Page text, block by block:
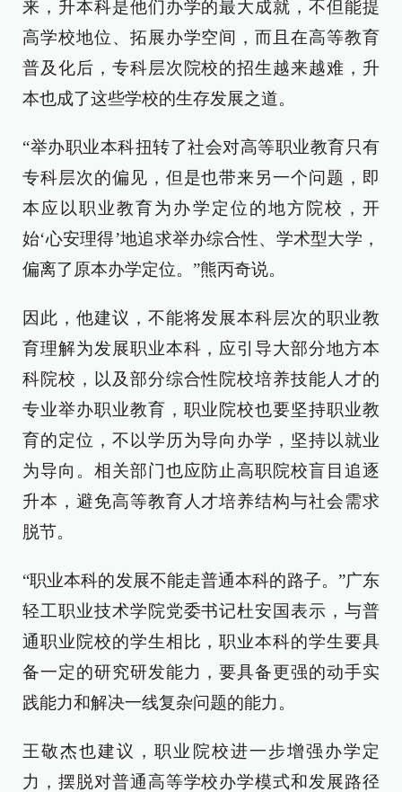
来，升本科是他们办学的最大成就，不但能提
高学校地位、拓展办学空间，而且在高等教育
普及化后，专科层次院校的招生越来越难，升
本也成了这些学校的生存发展之道。
“举办职业本科扭转了社会对高等职业教育只有
专科层次的偏见，但是也带来另一个问题，即
本应以职业教育为办学定位的地方院校，开
始‘心安理得’地追求举办综合性、学术型大学，
偏离了原本办学定位。”熊丙奇说。
因此，他建议，不能将发展本科层次的职业教
育理解为发展职业本科，应引导大部分地方本
科院校，以及部分综合性院校培养技能人才的
专业举办职业教育，职业院校也要坚持职业教
育的定位，不以学历为导向办学，坚持以就业
为导向。相关部门也应防止高职院校盲目追逐
升本，避免高等教育人才培养结构与社会需求
脱节。
“职业本科的发展不能走普通本科的路子。”广东
轻工职业技术学院党委书记杜安国表示，与普
通职业院校的学生相比，职业本科的学生要具
备一定的研究研发能力，要具备更强的动手实
践能力和解决一线复杂问题的能力。
王敬杰也建议，职业院校进一步增强办学定
力，摆脱对普通高等学校办学模式和发展路径